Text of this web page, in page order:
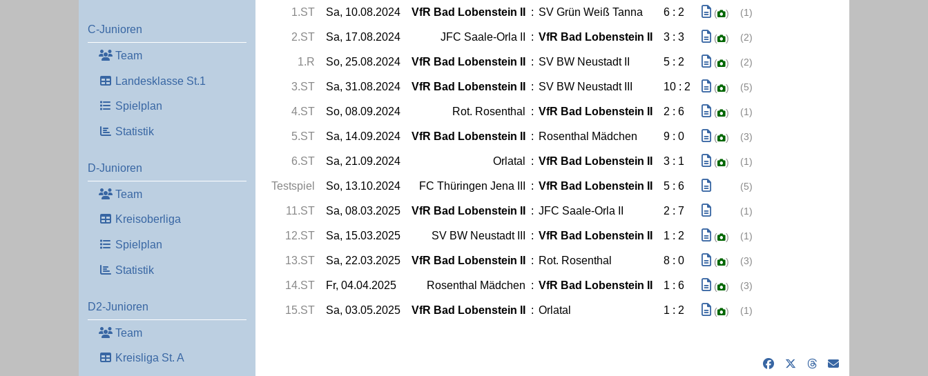
C-Junioren
Team
Landesklasse St.1
Spielplan
Statistik
D-Junioren
Team
Kreisoberliga
Spielplan
Statistik
D2-Junioren
Team
Kreisliga St. A
1.ST Sa, 10.08.2024 VfR Bad Lobenstein II : SV Grün Weiß Tanna 6 : 2 ( ) (1)
2.ST Sa, 17.08.2024 JFC Saale-Orla II : VfR Bad Lobenstein II 3 : 3 ( ) (2)
1.R So, 25.08.2024 VfR Bad Lobenstein II : SV BW Neustadt II 5 : 2 ( ) (2)
3.ST Sa, 31.08.2024 VfR Bad Lobenstein II : SV BW Neustadt III 10 : 2 ( ) (5)
4.ST So, 08.09.2024 Rot. Rosenthal : VfR Bad Lobenstein II 2 : 6 ( ) (1)
5.ST Sa, 14.09.2024 VfR Bad Lobenstein II : Rosenthal Mädchen 9 : 0 ( ) (3)
6.ST Sa, 21.09.2024 Orlatal : VfR Bad Lobenstein II 3 : 1 ( ) (1)
Testspiel So, 13.10.2024 FC Thüringen Jena III : VfR Bad Lobenstein II 5 : 6 (5)
11.ST Sa, 08.03.2025 VfR Bad Lobenstein II : JFC Saale-Orla II 2 : 7 (1)
12.ST Sa, 15.03.2025 SV BW Neustadt III : VfR Bad Lobenstein II 1 : 2 ( ) (1)
13.ST Sa, 22.03.2025 VfR Bad Lobenstein II : Rot. Rosenthal 8 : 0 ( ) (3)
14.ST Fr, 04.04.2025 Rosenthal Mädchen : VfR Bad Lobenstein II 1 : 6 ( ) (3)
15.ST Sa, 03.05.2025 VfR Bad Lobenstein II : Orlatal 1 : 2 ( ) (1)